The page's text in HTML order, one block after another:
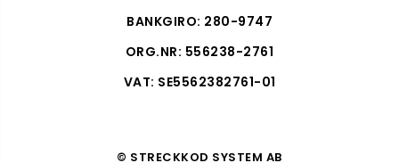
BANKGIRO: 280-9747
ORG.NR: 556238-2761
VAT: SE5562382761-01
© STRECKKOD SYSTEM AB